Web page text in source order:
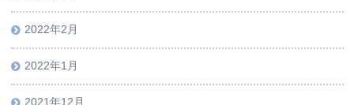
2022年2月
2022年1月
2021年12月